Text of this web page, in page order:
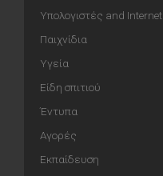
Υπολογιστές and Internet
Παιχνίδια
Υγεία
Είδη σπιτιού
Έντυπα
Αγορές
Εκπαίδευση